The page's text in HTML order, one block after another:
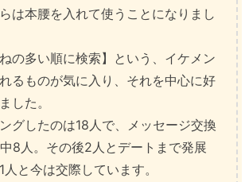
は本腰を入れて使うことになりまし
の多い順に検索】という、イケメン
るものが気に入り、それを中心に好
した。
グしたのは18人で、メッセージ交換
8人。その後2人とデートまで発展
と今は交際しています。